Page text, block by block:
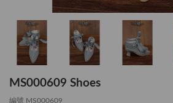
MS000609 Shoes
編號 MS000609